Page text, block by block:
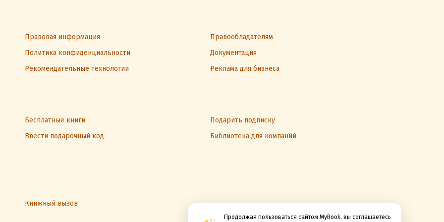
Продолжая пользоваться сайтом MyBook, вы соглашаетесь
Правовая информация
Правообладателям
Политика конфиденциальности
Документация
Рекомендательные технологии
Реклама для бизнеса
Бесплатные книги
Подарить подписку
Ввести подарочный код
Библиотека для компаний
Книжный вызов